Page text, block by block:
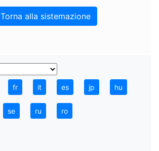
Torna alla sistemazione
fr it es jp hu
se ru ro